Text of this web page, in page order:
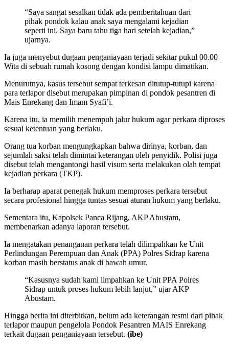
“Saya sangat sesalkan tidak ada pemberitahuan dari
pihak pondok kalau anak saya mengalami kejadian
seperti ini. Saya baru tahu tiga hari setelah kejadian,”
ujarnya.
Ia juga menyebut dugaan penganiayaan terjadi sekitar pukul 00.00
Wita di sebuah rumah kosong dengan kondisi lampu dimatikan.
Menurutnya, kasus tersebut sempat terkesan ditutup-tutupi karena
para terlapor disebut merupakan pimpinan di pondok pesantren di
Mais Enrekang dan Imam Syafi’i.
Karena itu, ia memilih menempuh jalur hukum agar perkara diproses
sesuai ketentuan yang berlaku.
Orang tua korban mengungkapkan bahwa dirinya, korban, dan
sejumlah saksi telah dimintai keterangan oleh penyidik. Polisi juga
disebut telah mengantongi hasil visum serta melakukan olah tempat
kejadian perkara (TKP).
Ia berharap aparat penegak hukum memproses perkara tersebut
secara profesional hingga tuntas sesuai aturan hukum yang berlaku.
Sementara itu, Kapolsek Panca Rijang, AKP Abustam,
membenarkan adanya laporan tersebut.
Ia mengatakan penanganan perkara telah dilimpahkan ke Unit
Perlindungan Perempuan dan Anak (PPA) Polres Sidrap karena
korban masih berstatus anak di bawah umur.
“Kasusnya sudah kami limpahkan ke Unit PPA Polres
Sidrap untuk proses hukum lebih lanjut,” ujar AKP
Abustam.
Hingga berita ini diterbitkan, belum ada keterangan resmi dari pihak
terlapor maupun pengelola Pondok Pesantren MAIS Enrekang
terkait dugaan penganiayaan tersebut. (ibe)